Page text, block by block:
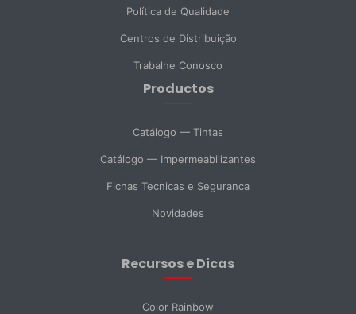
Política de Qualidade
Centros de Distribuição
Trabalhe Conosco
Productos
Catálogo — Tintas
Catálogo — Impermeabilizantes
Fichas Tecnicas e Seguranca
Novidades
Recursos e Dicas
Color Rainbow